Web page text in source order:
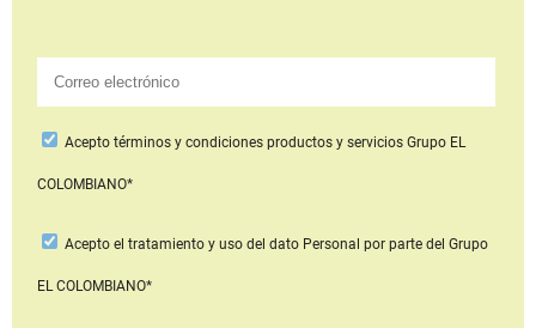
Aceptotérminos y condiciones productos y serviciosGrupo EL
COLOMBIANO*
Acepto el tratamiento y uso del dato Personal por parte del Grupo
EL COLOMBIANO*